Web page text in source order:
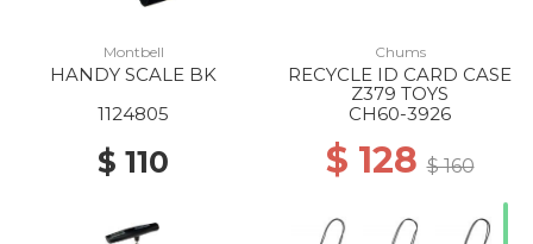
Montbell
HANDY SCALE BK
1124805
$ 110
Chums
RECYCLE ID CARD CASE
Z379 TOYS
CH60-3926
$ 128$ 160